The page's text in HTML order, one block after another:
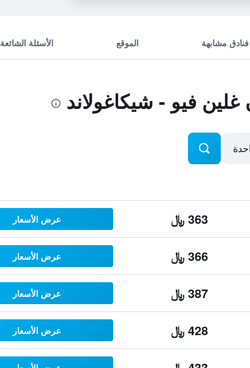
فنادق مشابهة الموقع الأسئلة الشائعة
فيو - شيكاغولاند
363 ﷼ عرض الأسعار
366 ﷼ عرض الأسعار
387 ﷼ عرض الأسعار
428 ﷼ عرض الأسعار